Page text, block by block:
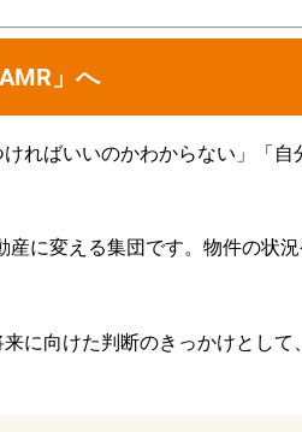
」へ
ればいいのかわからない」「
に変える集団です。物件の
に向けた判断のきっかけとして